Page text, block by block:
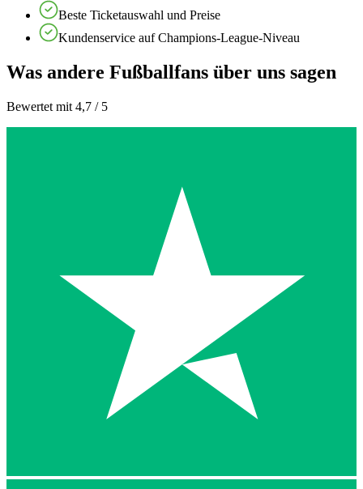
Beste Ticketauswahl und Preise
Kundenservice auf Champions-League-Niveau
Was andere Fußballfans über uns sagen
Bewertet mit 4,7 / 5